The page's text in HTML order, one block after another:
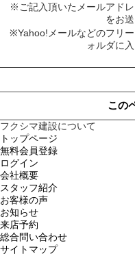
※ご記入頂いたメールアド
をお
※Yahoo!メールなどのフリ
ォルダに
この
フクシマ建設について
トップページ
無料会員登録
ログイン
会社概要
スタッフ紹介
お客様の声
お知らせ
来店予約
総合問い合わせ
サイトマップ